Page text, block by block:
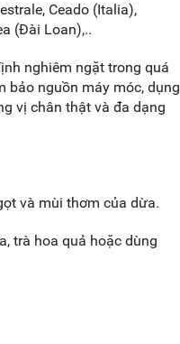
Ceado (Italia),
(Đài Loan),..
nghiêm ngặt trong quá
bảo nguồn máy móc, dụng
vị chân thật và đa dạng
và mùi thơm của dừa.
trà hoa quả hoặc dùng